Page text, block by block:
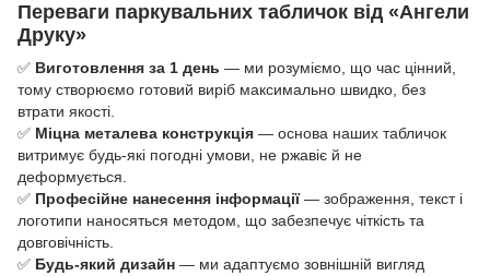
Переваги паркувальних табличок від «Ангели
Друку»
✅ Виготовлення за 1 день — ми розуміємо, що час цінний,
тому створюємо готовий виріб максимально швидко, без
втрати якості.
✅ Міцна металева конструкція — основа наших табличок
витримує будь-які погодні умови, не ржавіє й не
деформується.
✅ Професійне нанесення інформації— зображення, текст і
логотипи наносяться методом, що забезпечує чіткість та
довговічність.
✅ Будь-який дизайн — ми адаптуємо зовнішній вигляд